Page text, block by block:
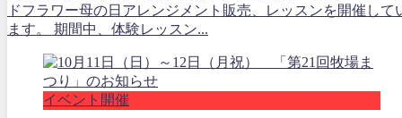
ドフラワー母の日アレンジメント販売、レッスンを開催して
ます。 期間中、体験レッスン...
イベント開催